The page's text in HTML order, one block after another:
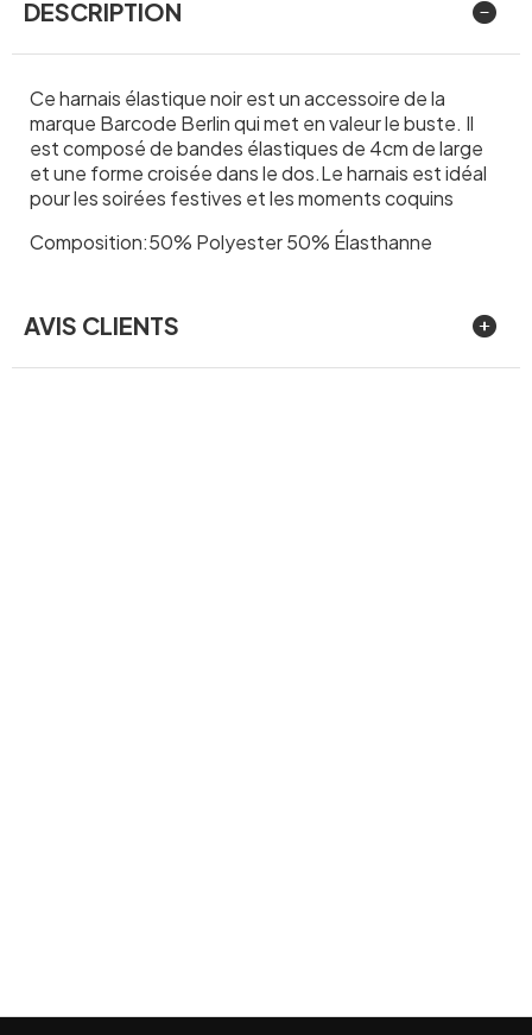
DESCRIPTION
Ce harnais élastique noir est un accessoire de la
marque Barcode Berlin qui met en valeur le buste. Il
est composé de bandes élastiques de 4cm de large
et une forme croisée dans le dos.Le harnais est idéal
pour les soirées festives et les moments coquins
Composition:50% Polyester 50% Élasthanne
AVIS CLIENTS